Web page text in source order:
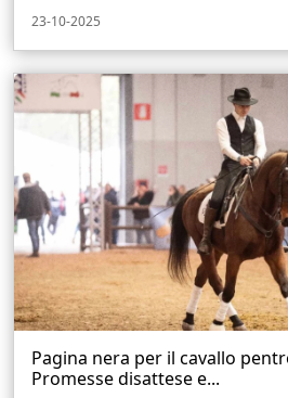
23-10-2025
Pagina nera per il cavallo
Promesse disattese e...